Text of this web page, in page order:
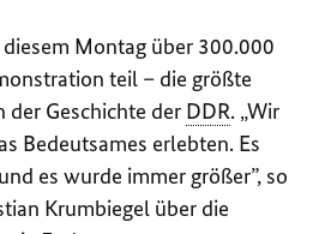
Montag über 300.000
teil – die größte
Geschichte der DDR. „Wir
Bedeutsames erlebten. Es
es wurde immer größer”, so
Krumbiegel über die